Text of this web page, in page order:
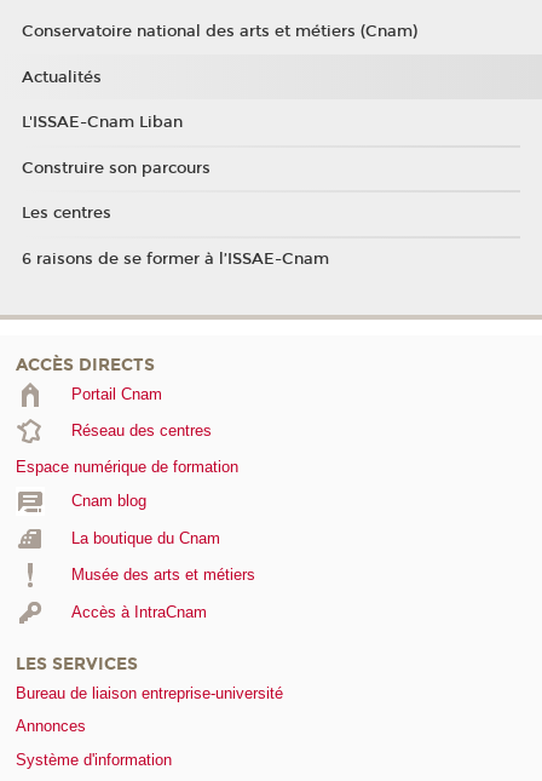
Conservatoire national des arts et métiers (Cnam)
Actualités
L'ISSAE-Cnam Liban
Construire son parcours
Les centres
6 raisons de se former à l’ISSAE-Cnam
ACCÈS DIRECTS
Portail Cnam
Réseau des centres
Espace numérique de formation
Cnam blog
La boutique du Cnam
Musée des arts et métiers
Accès à IntraCnam
LES SERVICES
Bureau de liaison entreprise-université
Annonces
Système d'information